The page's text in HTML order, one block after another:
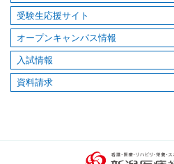
受験生応援サイト
オープンキャンパス情報
入試情報
資料請求